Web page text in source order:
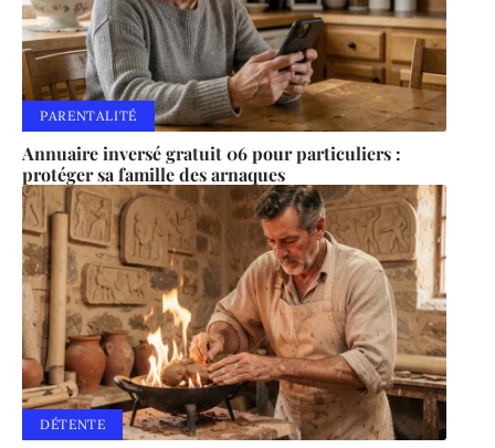
PARENTALITÉ
Annuaire inversé gratuit 06 pour particuliers :
protéger sa famille des arnaques
DÉTENTE